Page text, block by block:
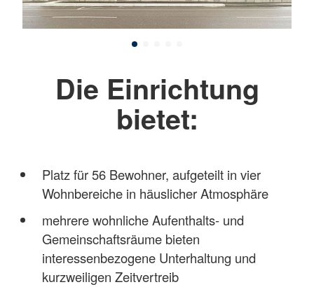
Die Einrichtung
bietet:
Platz für 56 Bewohner, aufgeteilt in vier
Wohnbereiche in häuslicher Atmosphäre
mehrere wohnliche Aufenthalts- und
Gemeinschaftsräume bieten
interessenbezogene Unterhaltung und
kurzweiligen Zeitvertreib